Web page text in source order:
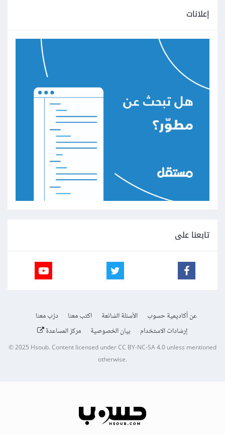
إعلانات
تابعنا على
عن أكاديمية حسوب الأسئلة الشائعة اكتب معنا
درّب معنا
إرشادات الاستخدام
بيان الخصوصية مركز المساعدة
© 2025Hsoub.Content licensed underCC BY-NC-SA 4.0unless mentioned
otherwise.